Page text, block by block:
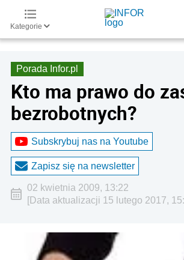
Kategorie
Porada Infor.pl
Kto ma prawo do
bezrobotnych?
Subskrybuj nas na Youtube
Zapisz się na newsletter
02 kwietnia 2009, 13:22
[Data aktualizacji 15 lutego 2017,